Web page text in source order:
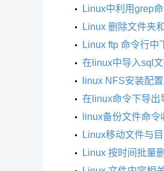
Linux中利用grep
Linux 删除文件夹
Linux ftp 命令行
在linux中导入sql
linux NFS安装配
在linux命令下导出
linux备份文件命令
Linux移动文件与
Linux 按时间批量